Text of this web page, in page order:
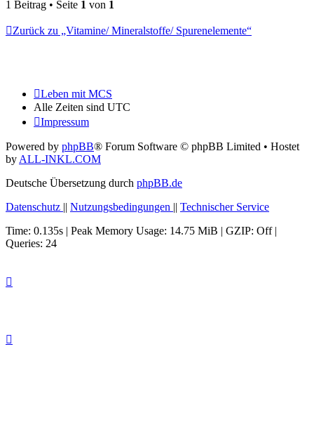
1 Beitrag • Seite 1 von 1
Zurück zu „Vitamine/ Mineralstoffe/ Spurenelemente“
Leben mit MCS
Alle Zeiten sind UTC
Impressum
Powered by phpBB® Forum Software © phpBB Limited • Hostet
by ALL-INKL.COM
Deutsche Übersetzung durch phpBB.de
Datenschutz || Nutzungsbedingungen || Technischer Service
Time: 0.135s | Peak Memory Usage: 14.75 MiB | GZIP: Off |
Queries: 24